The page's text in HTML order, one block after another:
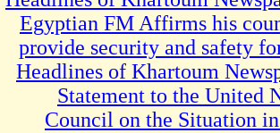
Egyptian FM Affirms his
provide security and safety
Headlines of Khartoum
Statement to the United
Council on the Situation